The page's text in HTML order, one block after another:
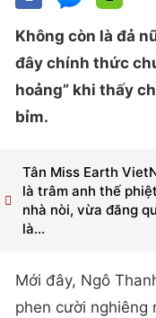
Không còn là đả
đây chính thức
hoảng” khi thấy
bỉm.
Tân Miss Earth
là trâm anh thế
nhà nòi, vừa đăng
là...
Mới đây, Ngô
phen cười nghiêng